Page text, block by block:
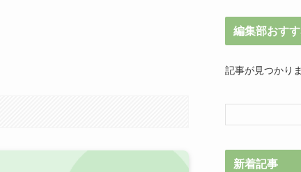
編集部おす
記事が見つかり
新着記事